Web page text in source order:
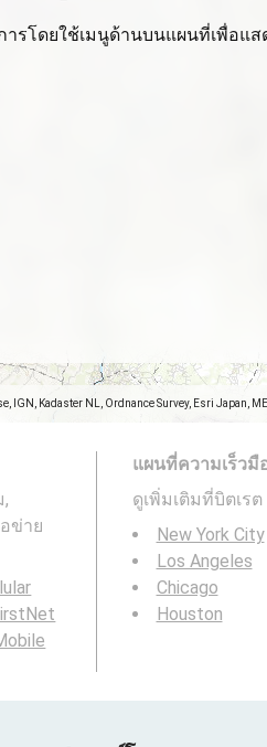
IGN, Kadaster NL, Ordnance Survey, Esri
ารโดยใช้เมนูด้านบนแผนที่เพื่อแ
ข่าย
แผนที่ความเร็ว
ดูเพิ่มเติมที่บิตเรต
New York City
Los Angeles
Chicago
Houston